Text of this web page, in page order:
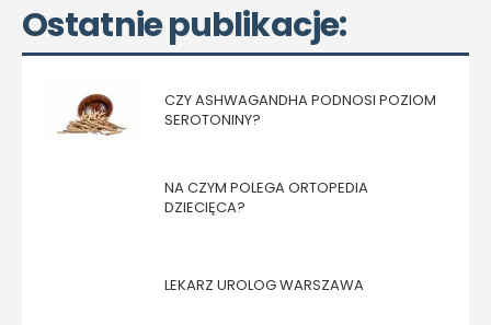
Ostatnie publikacje:
CZY ASHWAGANDHA PODNOSI POZIOM
SEROTONINY?
NA CZYM POLEGA ORTOPEDIA
DZIECIĘCA?
LEKARZ UROLOG WARSZAWA